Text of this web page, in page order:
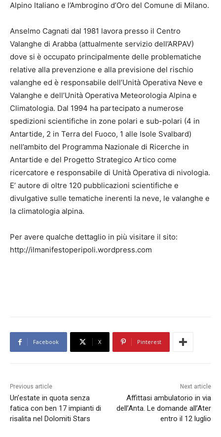
Alpino Italiano e l’Ambrogino d’Oro del Comune di Milano.
Anselmo Cagnati dal 1981 lavora presso il Centro
Valanghe di Arabba (attualmente servizio dell’ARPAV)
dove si è occupato principalmente delle problematiche
relative alla prevenzione e alla previsione del rischio
valanghe ed è responsabile dell’Unità Operativa Neve e
Valanghe e dell’Unità Operativa Meteorologia Alpina e
Climatologia. Dal 1994 ha partecipato a numerose
spedizioni scientifiche in zone polari e sub-polari (4 in
Antartide, 2 in Terra del Fuoco, 1 alle Isole Svalbard)
nell’ambito del Programma Nazionale di Ricerche in
Antartide e del Progetto Strategico Artico come
ricercatore e responsabile di Unità Operativa di nivologia.
E’ autore di oltre 120 pubblicazioni scientifiche e
divulgative sulle tematiche inerenti la neve, le valanghe e
la climatologia alpina.
Per avere qualche dettaglio in più visitare il sito:
http://ilmanifestoperipoli.wordpress.com
Facebook X Pinterest
Previous article
Un’estate in quota senza
fatica con ben 17 impianti di
risalita nel Dolomiti Stars
Next article
Affittasi ambulatorio in via
dell’Anta. Le domande all’Ater
entro il 12 luglio